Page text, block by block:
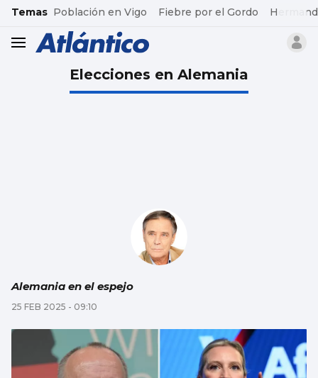
common.go-to-content
Temas Población en Vigo Fiebre por el Gordo
header.menu.open
Elecciones en Alemania
Alemania en el espejo
25 FEB 2025 - 09:10